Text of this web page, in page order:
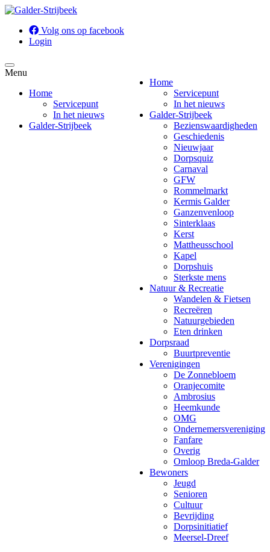
Volg ons op facebook
Login
Home
Servicepunt
In het nieuws
Galder-Strijbeek
Bezienswaardigheden
Geschiedenis
Nieuwjaar
Dorpsquiz
Carnaval
GFW
Rommelmarkt
Kermis Galder
Ganzenvenloop
Sinterklaas
Kerst
Mattheusschool
Kapel
Dorpshuis
Sterkste mens
Natuur & Recreatie
Wandelen & Fietsen
Recreëren
Natuurgebieden
Eten drinken
Dorpsraad
Buurtpreventie
Verenigingen
De Zonnebloem
Oranjecomite
Ambrosius
Heemkunde
OMG
Ondernemersvereniging
Fanfare
Overig
Omloop Breda-Galder
Bewoners
Jeugd
Senioren
Cultuur
Bevrijding
Dorpsinitiatief
Meersel-Dreef
Menu
Home
Servicepunt
In het nieuws
Galder-Strijbeek